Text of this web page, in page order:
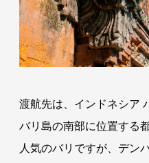
渡航先は、インドネシア
バリ島の南部に位置する
人気のバリですが、デン